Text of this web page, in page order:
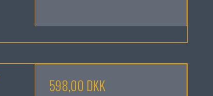
598,00 DKK